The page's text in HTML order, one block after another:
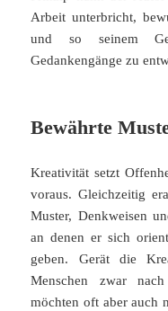
Arbeit unterbricht,
und so seinem
Gedankengänge zu
Bewährte
Kreativität setzt
voraus. Gleichzeitig
Muster, Denkweisen
an denen er sich
geben. Gerät die
Menschen zwar
möchten oft aber auch